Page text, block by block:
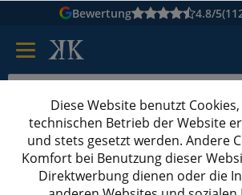
Bewertung 4.8/5
Karton
Kartons bedruckenKartons nach
Diese Website benutzt
technischen Betrieb der Website
und stets gesetzt werden. Andere
Komfort bei Benutzung dieser
Direktwerbung dienen oder die